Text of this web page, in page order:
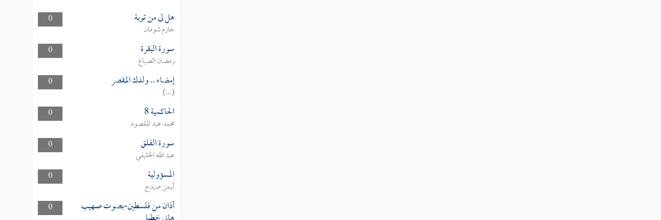
0 هل لى من توبة
حازم شومان
0
سورة البقرة
رمضان الصباغ
0
إمضاء .. ولدك المقصر
(...)
0
الحاكمية 8
محمد عبد المقصود
0
سورة الفلق
عبد الله الخليفي
0
المسؤولية
أيمن صيدح
0
أذان من فلسطين-بصوت صهيب